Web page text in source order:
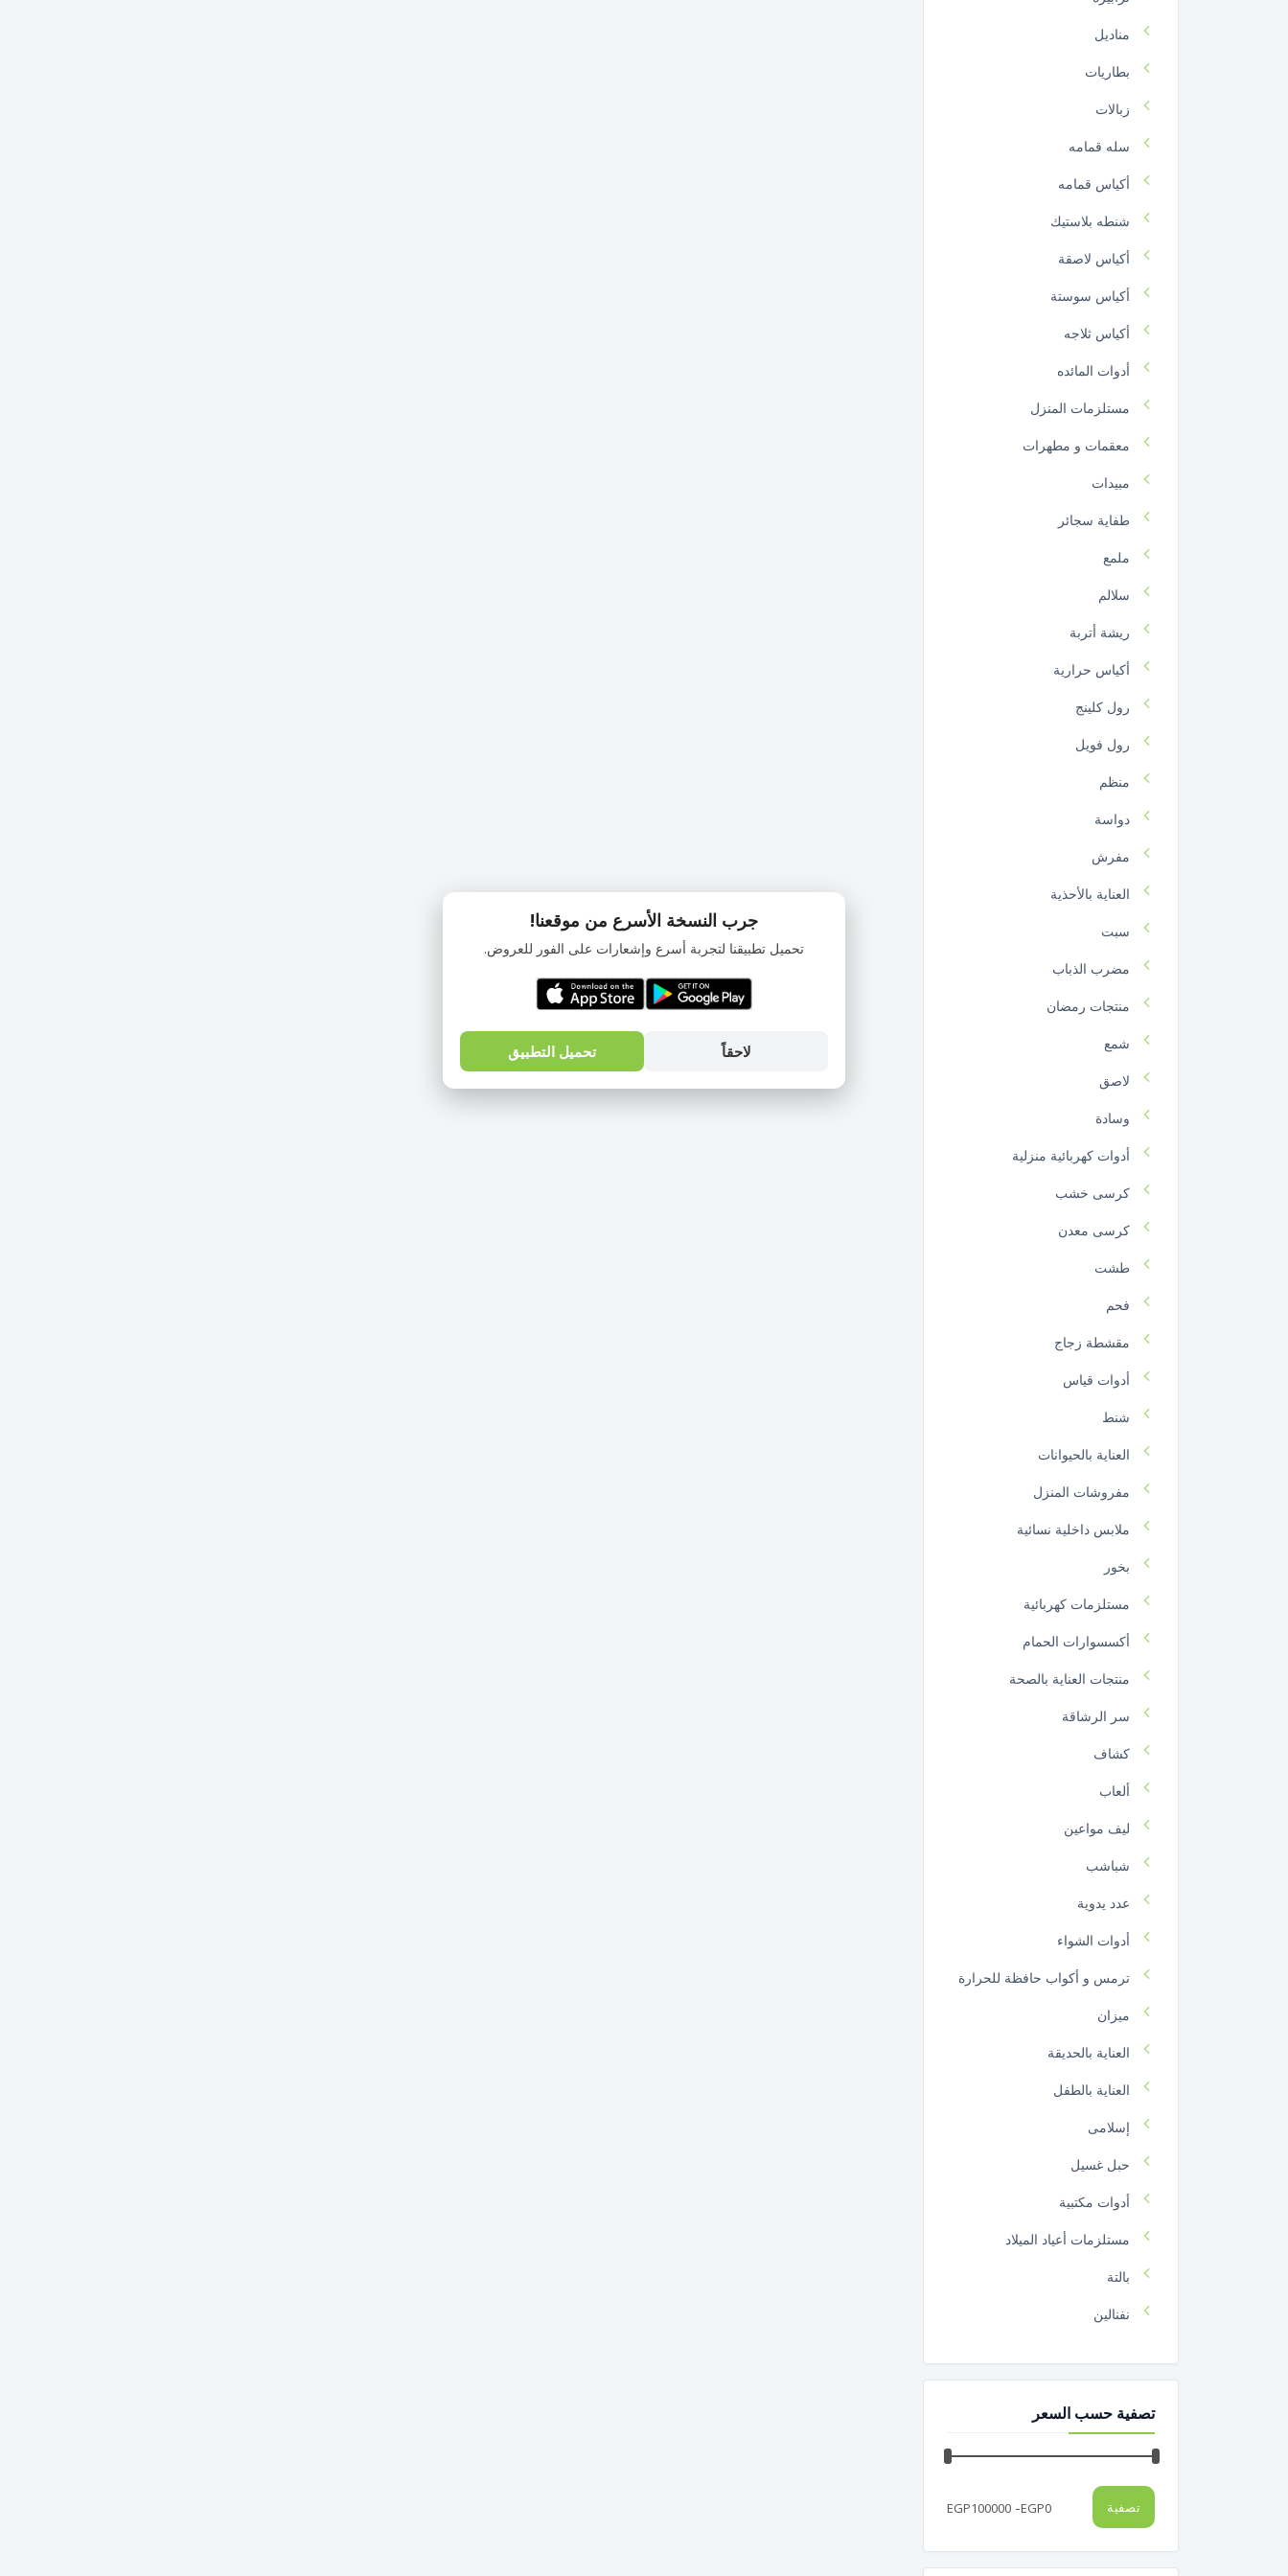
مناديل
بطاريات
زبالات
سله قمامه
أكياس قمامه
شنطه بلاستيك
أكياس لاصقة
أكياس سوستة
أكياس ثلاجه
أدوات المائده
مستلزمات المنزل
معقمات و مطهرات
مبيدات
طفاية سجائر
ملمع
سلالم
ريشة أتربة
أكياس حرارية
رول كلينج
رول فويل
منظم
دواسة
مفرش
العناية بالأحذية
سبت
مضرب الذباب
منتجات رمضان
شمع
لاصق
وسادة
أدوات كهربائية منزلية
كرسى خشب
كرسى معدن
طشت
فحم
مقشطة زجاج
أدوات قياس
شنط
العناية بالحيوانات
مفروشات المنزل
ملابس داخلية نسائية
بخور
مستلزمات كهربائية
أكسسوارات الحمام
منتجات العناية بالصحة
سر الرشاقة
كشاف
ألعاب
ليف مواعين
شباشب
عدد يدوية
أدوات الشواء
ترمس و أكواب حافظة للحرارة
ميزان
العناية بالحديقة
العناية بالطفل
إسلامى
حبل غسيل
أدوات مكتبية
مستلزمات أعياد الميلاد
بالتة
نفنالين
فرشة بلاستيك
تيست1
مساحة أرضية
تصفية حسب السعر
تصفية EGP0
-
EGP100000
جرب النسخة الأسرع من موقعنا!
تحميل تطبيقنا لتجربة أسرع وإشعارات على الفور للعروض.
لاحقاً تحميل التطبيق